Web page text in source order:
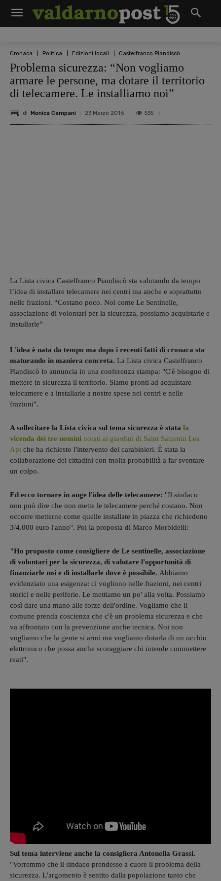
Cronaca Politica Edizioni locali Castelfranco Piandiscò
Problema sicurezza: “Non vogliamo
armare le persone, ma dotare il territorio
di telecamere. Le installiamo noi”
di Monica Campani 23 Marzo 2016 535
La Lista civica Castelfranco Piandiscò sta valutando da tempo
l’idea di installare telecamere nei centri ma anche e soprattutto
nelle frazioni. “Costano poco. Noi come Le Sentinelle,
associazione di volontari per la sicurezza, possiamo acquistarle e
installarle”
L'idea è nata da tempo ma dopo i recenti fatti di cronaca sta
maturando in maniera concreta. La Lista civica Castelfranco
Piandiscò lo annuncia in una conferenza stampa: "C'è bisogno di
mettere in sicurezza il territorio. Siamo pronti ad acquistare
telecamere e a installarle a nostre spese nei centri e nelle
frazioni".
A sollecitare la Lista civica sul tema sicurezza è stata la
vicenda dei tre uomini notati ai giardini di Saint Saturnin Les
Apt che ha richiesto l'intervento dei carabinieri. È stata la
collaborazione dei cittadini con molta probabilità a far sventare
un colpo.
Ed ecco tornare in auge l'idea delle telecamere: "Il sindaco
non può dire che non mette le telecamere perchè costano. Non
occorre metterne come quelle installate in piazza che richiedono
3/4.000 euro l'anno". Poi la proposta di Marco Morbidelli:
"Ho proposto come consigliere de Le sentinelle, associazione
di volontari per la sicurezza, di valutare l'opportunità di
finanziarle noi e di installarle dove è possibile. Abbiamo
evidenziato una esigenza: ci vogliono nelle frazioni, nei centri
storici e nelle periferie. Le mettiamo un po' alla volta. Possiamo
così dare una mano alle forze dell'ordine. Vogliamo che il
comune prenda coscienza che c'è un problema sicurezza e che
va affrontato con la prevenzione anche tecnica. Noi non
vogliamo che la gente si armi ma vogliamo dotarla di un occhio
elettronico che possa anche scoraggiare chi intende commettere
reati".
Sul tema interviene anche la consigliera Antonella Grassi.
"Vorremmo che il sindaco prendesse a cuore il problema della
sicurezza. L'argomento è sentito dalla popolazione tanto che